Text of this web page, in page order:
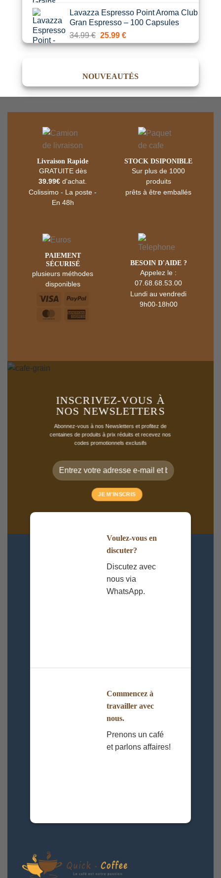
initial
était :
19.99 €.
actuel
est :
18.90 €.
Lavazza Espresso Point Aroma Club
Gran Espresso – 100 Capsules
34.99€ Le
prix
34.99 €.
25.99 €Le
prix
25.99 €.
NOUVEAUTÉS
Livraison Rapide
GRATUITE dès
39.99€ d'achat.
Colissimo - La poste -
En 48h
STOCK DSIPONIBLE
Sur plus de 1000
produits
prêts à être emballés
‎PAIEMENT
SÉCURISÉ
plusieurs méthodes
disponibles
BESOIN D'AIDE ?
Appelez le :
07.68.68.53.00
Lundi au vendredi
9h00-18h00
INSCRIVEZ-VOUS À
NOS NEWSLETTERS
Abonnez-vous à nos Newsletters et profitez de
centaines de produits à prix réduits et recevez nos
codes promotionnels exclusifs
Voulez-vous en
discuter?
Discutez avec
nous via
WhatsApp.
Commencez à
travailler avec
nous.
Prenons un café
et parlons affaires!